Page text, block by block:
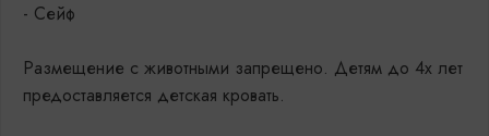
- Сейф
Размещение с животными запрещено. Детям до 4х лет
предоставляется детская кровать.